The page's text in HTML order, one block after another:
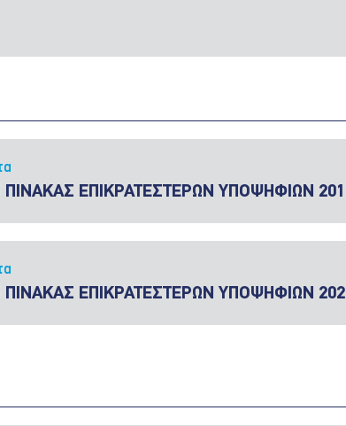
ΠΙΝΑΚΑΣ ΕΠΙΚΡΑΤΕΣΤΕΡΩΝ ΥΠΟΨΗΦΙΩΝ 201
ΠΙΝΑΚΑΣ ΕΠΙΚΡΑΤΕΣΤΕΡΩΝ ΥΠΟΨΗΦΙΩΝ 202